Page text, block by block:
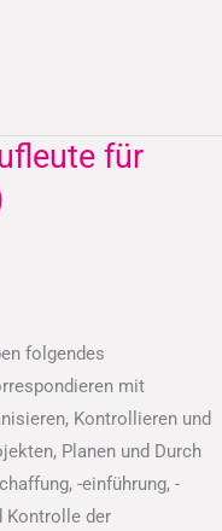
für
folgendes
mit
Kontrollieren und
Planen und Durch
-einführung, -
Kontrolle der